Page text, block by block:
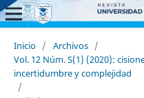
Inicio / Archivos /
Vol. 12 Núm. S(1) (2020):
incertidumbre y complejidad
/